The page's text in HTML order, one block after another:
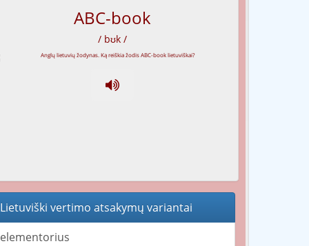
ABC-book
/ bʊk /
Lietuviški vertimo atsakymų variantai
elementorius